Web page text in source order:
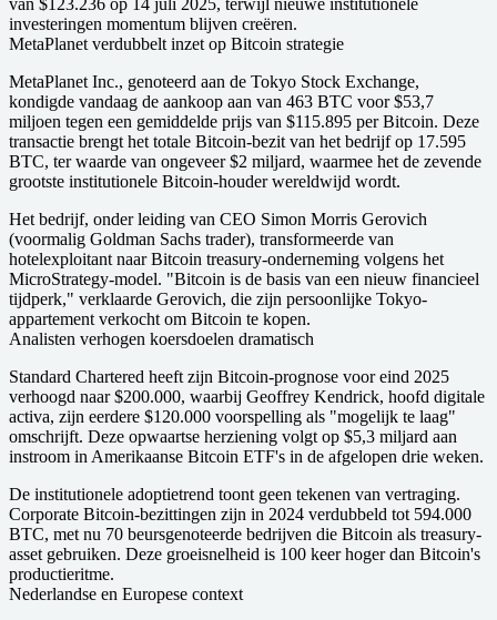
investeringen momentum blijven creëren.
MetaPlanet verdubbelt inzet op Bitcoin strategie
MetaPlanet Inc., genoteerd aan de Tokyo Stock Exchange,
kondigde vandaag de aankoop aan van 463 BTC voor $53,7
miljoen tegen een gemiddelde prijs van $115.895 per Bitcoin. Deze
transactie brengt het totale Bitcoin-bezit van het bedrijf op 17.595
BTC, ter waarde van ongeveer $2 miljard, waarmee het de zevende
grootste institutionele Bitcoin-houder wereldwijd wordt.
Het bedrijf, onder leiding van CEO Simon Morris Gerovich
(voormalig Goldman Sachs trader), transformeerde van
hotelexploitant naar Bitcoin treasury-onderneming volgens het
MicroStrategy-model. "Bitcoin is de basis van een nieuw financieel
tijdperk," verklaarde Gerovich, die zijn persoonlijke Tokyo-
appartement verkocht om Bitcoin te kopen.
Analisten verhogen koersdoelen dramatisch
Standard Chartered heeft zijn Bitcoin-prognose voor eind 2025
verhoogd naar $200.000, waarbij Geoffrey Kendrick, hoofd digitale
activa, zijn eerdere $120.000 voorspelling als "mogelijk te laag"
omschrijft. Deze opwaartse herziening volgt op $5,3 miljard aan
instroom in Amerikaanse Bitcoin ETF's in de afgelopen drie weken.
De institutionele adoptietrend toont geen tekenen van vertraging.
Corporate Bitcoin-bezittingen zijn in 2024 verdubbeld tot 594.000
BTC, met nu 70 beursgenoteerde bedrijven die Bitcoin als treasury-
asset gebruiken. Deze groeisnelheid is 100 keer hoger dan Bitcoin's
productieritme.
Nederlandse en Europese context